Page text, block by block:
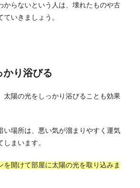
からないという人は、壊れたものや古
ていきましょう。
かり浴びる
太陽の光をしっかり浴びることも効果
い場所は、悪い気が溜まりやすく運気
まいます。
を開けて部屋に太陽の光を取り込みま